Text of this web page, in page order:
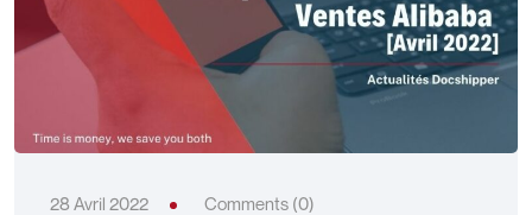
28 Avril 2022 Comments (0)